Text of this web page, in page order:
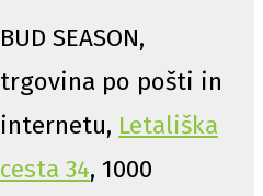
BUD SEASON,
trgovina po pošti in
internetu, Letališka
cesta 34, 1000